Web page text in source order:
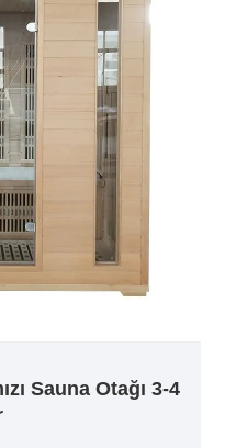
Sauna Otağı 3-4